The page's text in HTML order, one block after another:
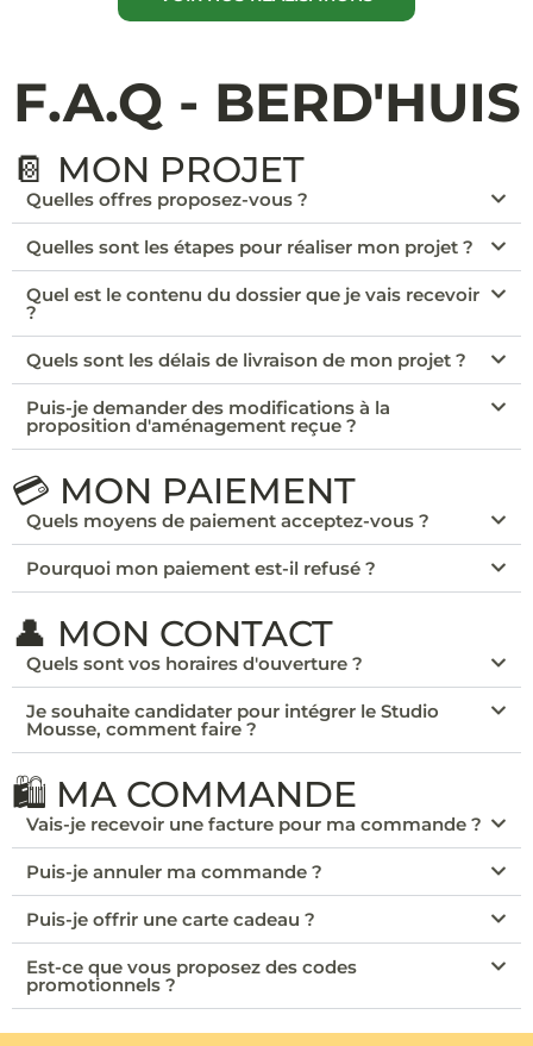
F.A.Q - BERD'HUIS
📔 MON PROJET
Quelles offres proposez-vous ?
Quelles sont les étapes pour réaliser mon projet ?
Quel est le contenu du dossier que je vais recevoir
?
Quels sont les délais de livraison de mon projet ?
Puis-je demander des modifications à la
proposition d'aménagement reçue ?
💳 MON PAIEMENT
Quels moyens de paiement acceptez-vous ?
Pourquoi mon paiement est-il refusé ?
👤 MON CONTACT
Quels sont vos horaires d'ouverture ?
Je souhaite candidater pour intégrer le Studio
Mousse, comment faire ?
🛍️ MA COMMANDE
Vais-je recevoir une facture pour ma commande ?
Puis-je annuler ma commande ?
Puis-je offrir une carte cadeau ?
Est-ce que vous proposez des codes
promotionnels ?